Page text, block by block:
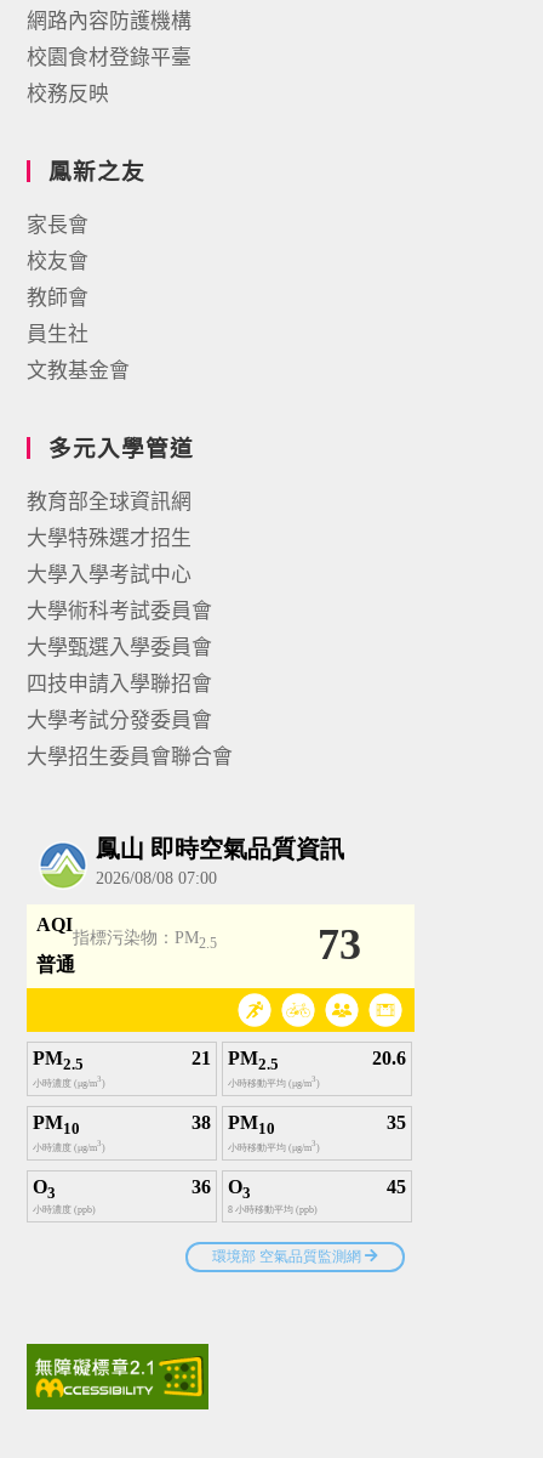
網路內容防護機構
校園食材登錄平臺
校務反映
鳳新之友
家長會
校友會
教師會
員生社
文教基金會
多元入學管道
教育部全球資訊網
大學特殊選才招生
大學入學考試中心
大學術科考試委員會
大學甄選入學委員會
四技申請入學聯招會
大學考試分發委員會
大學招生委員會聯合會